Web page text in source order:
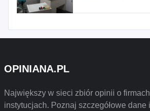
OPINIANA.PL
Największy w sieci zbiór opinii o
instytucjach. Poznaj szczegółowe